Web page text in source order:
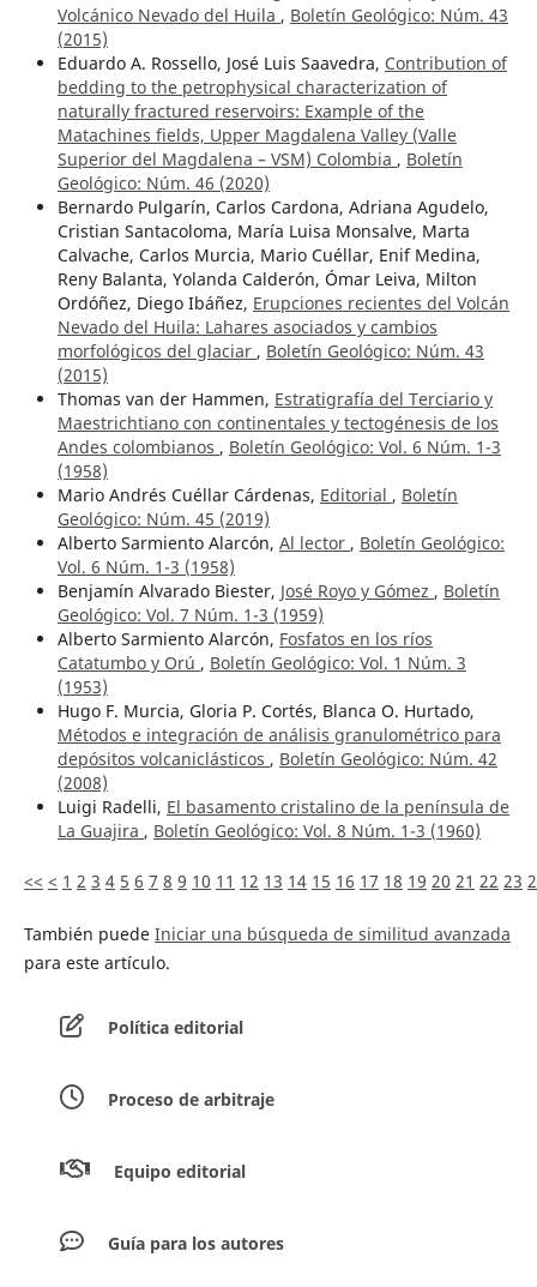
Volcánico Nevado del Huila , Boletín Geológico: Núm. 43
(2015)
Eduardo A. Rossello, José Luis Saavedra, Contribution of
bedding to the petrophysical characterization of
naturally fractured reservoirs: Example of the
Matachines fields, Upper Magdalena Valley (Valle
Superior del Magdalena – VSM) Colombia , Boletín
Geológico: Núm. 46 (2020)
Bernardo Pulgarín, Carlos Cardona, Adriana Agudelo,
Cristian Santacoloma, María Luisa Monsalve, Marta
Calvache, Carlos Murcia, Mario Cuéllar, Enif Medina,
Reny Balanta, Yolanda Calderón, Ómar Leiva, Milton
Ordóñez, Diego Ibáñez, Erupciones recientes del Volcán
Nevado del Huila: Lahares asociados y cambios
morfológicos del glaciar , Boletín Geológico: Núm. 43
(2015)
Thomas van der Hammen, Estratigrafía del Terciario y
Maestrichtiano con continentales y tectogénesis de los
Andes colombianos , Boletín Geológico: Vol. 6 Núm. 1-3
(1958)
Mario Andrés Cuéllar Cárdenas, Editorial , Boletín
Geológico: Núm. 45 (2019)
Alberto Sarmiento Alarcón, Al lector , Boletín Geológico:
Vol. 6 Núm. 1-3 (1958)
Benjamín Alvarado Biester, José Royo y Gómez , Boletín
Geológico: Vol. 7 Núm. 1-3 (1959)
Alberto Sarmiento Alarcón, Fosfatos en los ríos
Catatumbo y Orú , Boletín Geológico: Vol. 1 Núm. 3
(1953)
Hugo F. Murcia, Gloria P. Cortés, Blanca O. Hurtado,
Métodos e integración de análisis granulométrico para
depósitos volcaniclásticos , Boletín Geológico: Núm. 42
(2008)
Luigi Radelli, El basamento cristalino de la península de
La Guajira , Boletín Geológico: Vol. 8 Núm. 1-3 (1960)
<< < 1 2 3 4 5 6 7 8 9 10 11 12 13 14 15 16 17 18 19 20 21 22 23
También puede Iniciar una búsqueda de similitud avanzada
para este artículo.
Política editorial
Proceso de arbitraje
Equipo editorial
Guía para los autores